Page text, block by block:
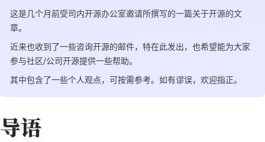
这是几个月前受司内开源办公室邀请所撰写的一篇关于开源的文
章。
近来也收到了一些咨询开源的邮件，特在此发出，也希望能为大家
参与社区/公司开源提供一些帮助。
其中包含了一些个人观点，可按需参考。如有谬误，欢迎指正。
导语